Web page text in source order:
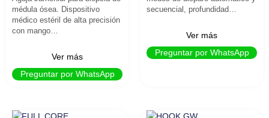
médula ósea. Dispositivo
médico estéril de alta precisión
con mango…
Ver más
Preguntar por WhatsApp
secuencial, profundidad…
Ver más
Preguntar por WhatsApp